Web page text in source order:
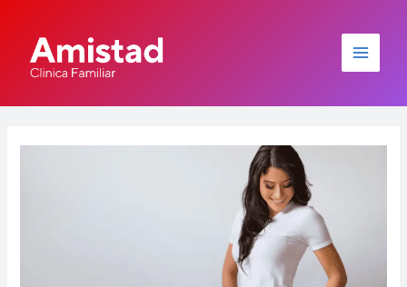
content
Menu